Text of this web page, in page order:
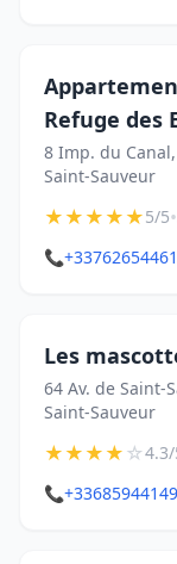
Refuge des
8 Imp. du
Saint-Sauveur
★★★★★5/5•
📞+33762654461
Les
64 Av. de Saint-
Saint-Sauveur
★★★★☆4.3/
📞+33685944149